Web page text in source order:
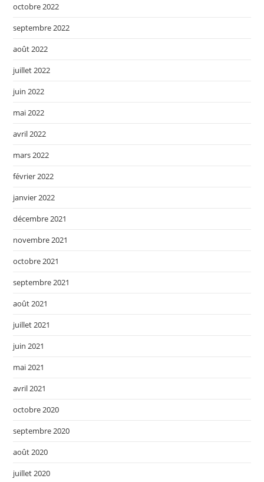
octobre 2022
septembre 2022
août 2022
juillet 2022
juin 2022
mai 2022
avril 2022
mars 2022
février 2022
janvier 2022
décembre 2021
novembre 2021
octobre 2021
septembre 2021
août 2021
juillet 2021
juin 2021
mai 2021
avril 2021
octobre 2020
septembre 2020
août 2020
juillet 2020